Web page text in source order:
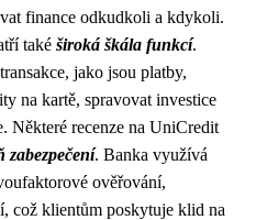
finance odkudkoli a kdykoli.
také široká škála funkcí.
jako jsou platby,
na kartě, spravovat investice
Některé recenze na UniCredit
zabezpečení. Banka využívá
ověřování,
což klientům poskytuje klid na